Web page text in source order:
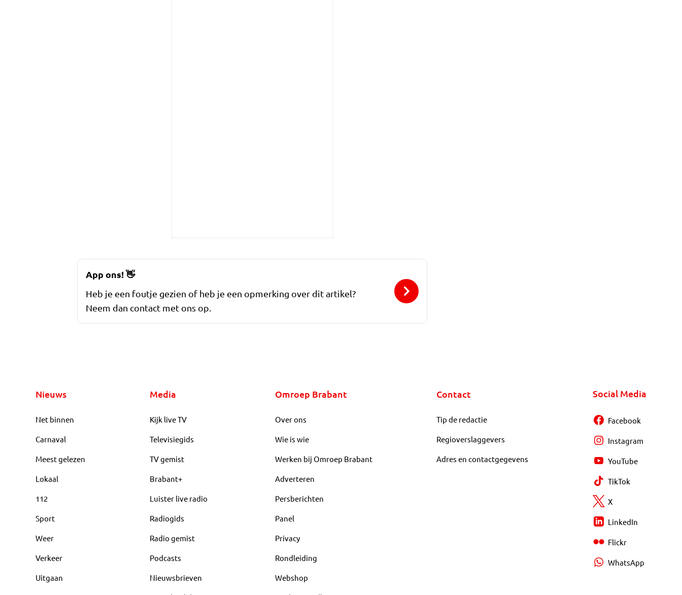
App ons!👋
Heb je een foutje gezien of heb je een opmerking over dit artikel?
Neem dan contact met ons op.
Nieuws
Net binnen
Carnaval
Meest gelezen
Lokaal
112
Sport
Weer
Verkeer
Uitgaan
Media
Kijk live TV
Televisiegids
TV gemist
Brabant+
Luister live radio
Radiogids
Radio gemist
Podcasts
Nieuwsbrieven
Omroep Brabant
Over ons
Wie is wie
Werken bij Omroep Brabant
Adverteren
Persberichten
Panel
Privacy
Rondleiding
Webshop
Contact
Tip de redactie
Regioverslaggevers
Adres en contactgegevens
Social Media
Facebook
Instagram
YouTube
TikTok
X
LinkedIn
Flickr
WhatsApp